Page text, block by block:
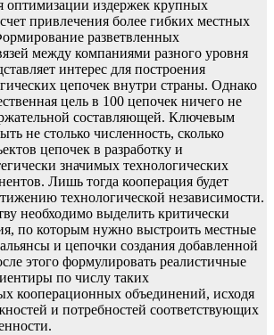
оптимизации издержек крупных
привлечения более гибких местных
разветвленных
между компаниями разного уровня
интерес для построения
цепочек внутри страны. Однако
цель в 100 цепочек ничего не
составляющей. Ключевым
не столько численность, сколько
цепочек в разработку и
значимых технологических
Лишь тогда кооперация будет
технологической независимости.
необходимо выделить критически
по которым нужно выстроить местные
и цепочки создания добавленной
этого формулировать реалистичные
по числу таких
кооперационных объединений, исходя
и потребностей соответствующих